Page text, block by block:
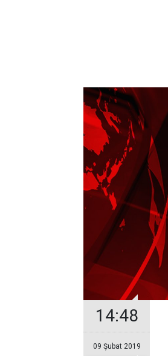
14:48
09 Şubat 2019